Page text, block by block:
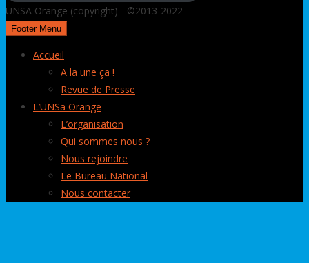
UNSA Orange (copyright) - ©2013-2022
Footer Menu
Accueil
A la une ça !
Revue de Presse
L’UNSa Orange
L’organisation
Qui sommes nous ?
Nous rejoindre
Le Bureau National
Nous contacter